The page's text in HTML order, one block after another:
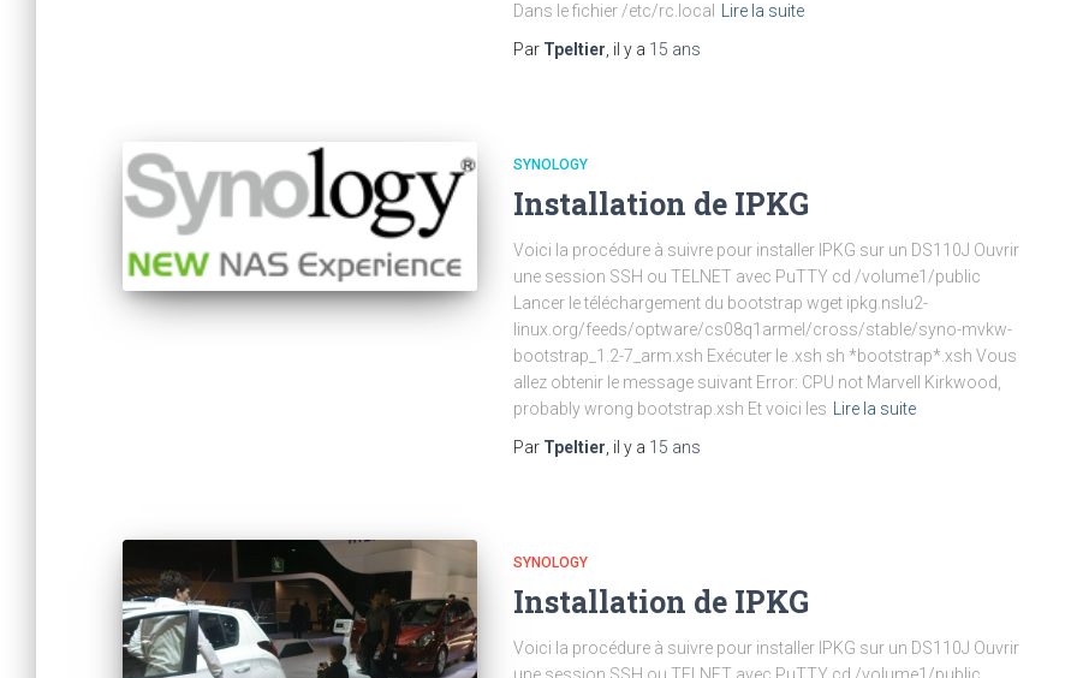
Dans le fichier /etc/rc.local
Lire la suite
Par Tpeltier , il y a 15 ans
SYNOLOGY
Installation de IPKG
Voici la procédure à suivre pour installer IPKG sur un DS110J Ouvrir
une session SSH ou TELNET avec PuTTY cd /volume1/public
Lancer le téléchargement du bootstrap wget ipkg.nslu2-
linux.org/feeds/optware/cs08q1armel/cross/stable/syno-mvkw-
bootstrap_1.2-7_arm.xsh Exécuter le .xsh sh *bootstrap*.xsh Vous
allez obtenir le message suivant Error: CPU not Marvell Kirkwood,
probably wrong bootstrap.xsh Et voici les
Lire la suite
Par Tpeltier , il y a 15 ans
SYNOLOGY
Installation de IPKG
Voici la procédure à suivre pour installer IPKG sur un DS110J Ouvrir